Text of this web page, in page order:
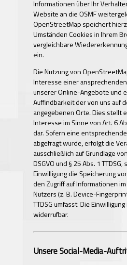
Informationen über Ihr
Website an die OSMF
OpenStreetMap speichert
Umständen Cookies in Ihrem
vergleichbare
ein.
Die Nutzung von
Interesse einer
unserer Online-Angebote und
Auffindbarkeit der von uns auf
angegebenen Orte. Dies stellt
Interesse im Sinne von Art. 6
dar. Sofern eine
abgefragt wurde, erfolgt die
ausschließlich auf Grundlage
DSGVO und § 25 Abs. 1
Einwilligung die Speicherung
den Zugriff auf Informationen
Nutzers (z. B. Device-
TTDSG umfasst. Die
widerrufbar.
Unsere Social-Media-